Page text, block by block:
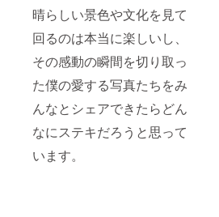
晴らしい景色や文化を見て
回るのは本当に楽しいし、
その感動の瞬間を切り取っ
た僕の愛する写真たちをみ
んなとシェアできたらどん
なにステキだろうと思って
います。